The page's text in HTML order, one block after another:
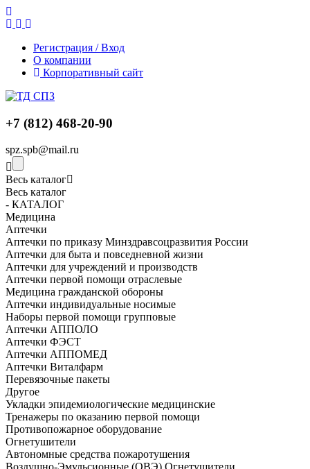
Регистрация / Вход
О компании
Корпоративный сайт
+7 (812) 468-20-90
spz.spb@mail.ru
Весь каталог
Весь каталог
- КАТАЛОГ
Медицина
Аптечки
Аптечки по приказу Минздравсоцразвития России
Аптечки для быта и повседневной жизни
Аптечки для учреждений и производств
Аптечки первой помощи отраслевые
Медицина гражданской обороны
Аптечки индивидуальные носимые
Наборы первой помощи групповые
Аптечки АППОЛО
Аптечки ФЭСТ
Аптечки АППОМЕД
Аптечки Виталфарм
Перевязочные пакеты
Другое
Укладки эпидемиологические медицинские
Тренажеры по оказанию первой помощи
Противопожарное оборудование
Огнетушители
Автономные средства пожаротушения